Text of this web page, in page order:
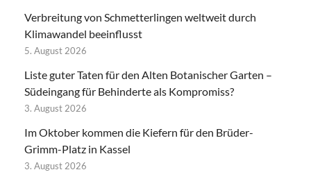
Verbreitung von Schmetterlingen weltweit durch
Klimawandel beeinflusst
5. August 2026
Liste guter Taten für den Alten Botanischer Garten –
Südeingang für Behinderte als Kompromiss?
3. August 2026
Im Oktober kommen die Kiefern für den Brüder-
Grimm-Platz in Kassel
3. August 2026